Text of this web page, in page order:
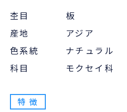
杢目
板
産地
アジア
色系統
ナチュラル
科目
モクセイ科
特 徴